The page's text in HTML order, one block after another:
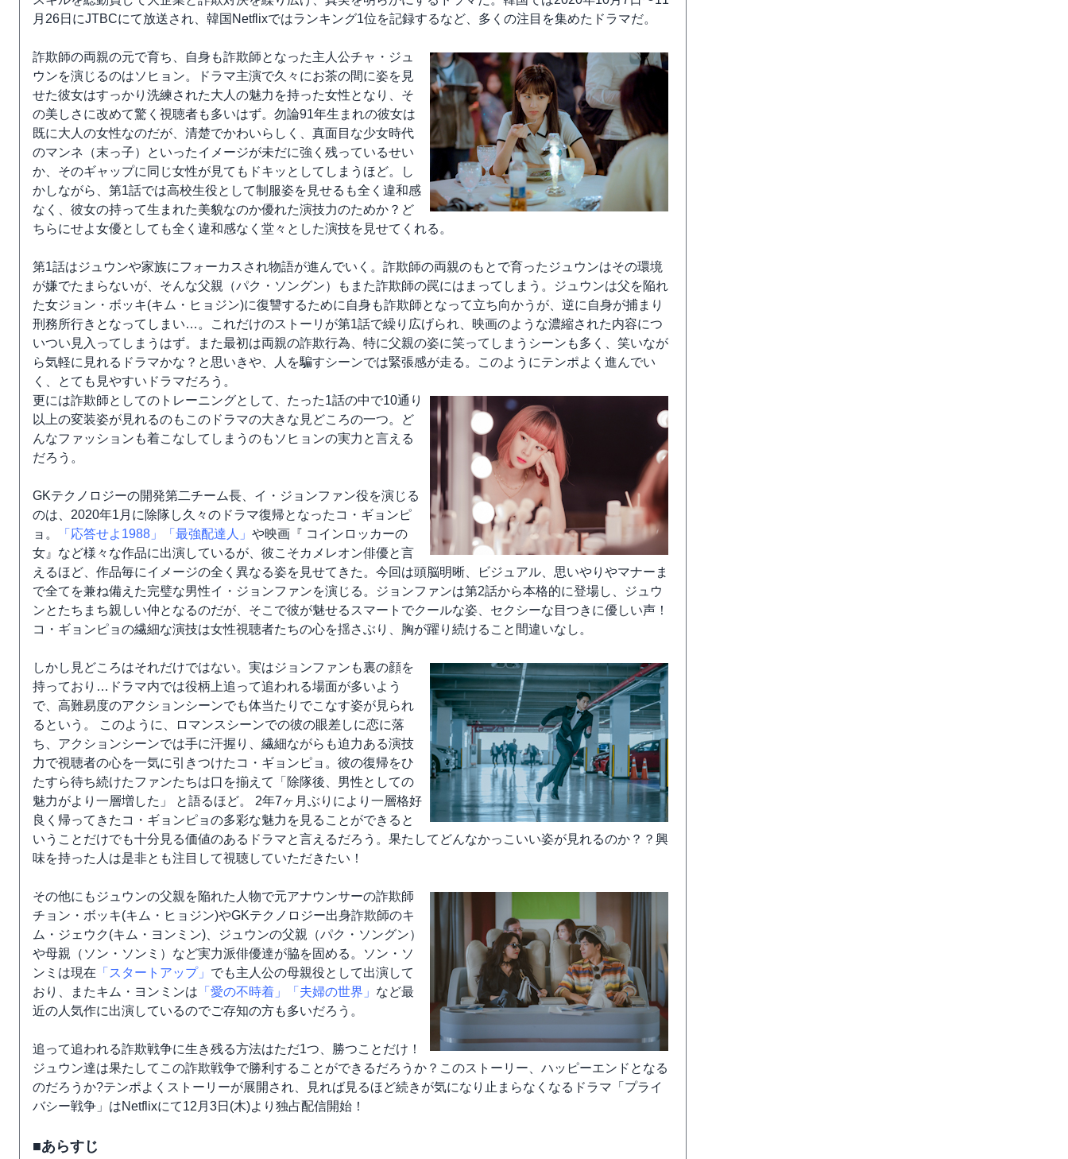
月26日にJTBCにて放送され、韓国Netflixではランキング1位を記録するなど、多くの注目を集めたドラマだ。
詐欺師の両親の元で育ち、自身も詐欺師となった主人公チャ・ジュ
ウンを演じるのはソヒョン。ドラマ主演で久々にお茶の間に姿を見
せた彼女はすっかり洗練された大人の魅力を持った女性となり、そ
の美しさに改めて驚く視聴者も多いはず。勿論91年生まれの彼女は
既に大人の女性なのだが、清楚でかわいらしく、真面目な少女時代
のマンネ（末っ子）といったイメージが未だに強く残っているせい
か、そのギャップに同じ女性が見てもドキッとしてしまうほど。し
かしながら、第1話では高校生役として制服姿を見せるも全く違和感
なく、彼女の持って生まれた美貌なのか優れた演技力のためか？ど
ちらにせよ女優としても全く違和感なく堂々とした演技を見せてくれる。
第1話はジュウンや家族にフォーカスされ物語が進んでいく。詐欺師の両親のもとで育ったジュウンはその環境
が嫌でたまらないが、そんな父親（パク・ソングン）もまた詐欺師の罠にはまってしまう。ジュウンは父を陥れ
た女ジョン・ボッキ(キム・ヒョジン)に復讐するために自身も詐欺師となって立ち向かうが、逆に自身が捕まり
刑務所行きとなってしまい…。これだけのストーリが第1話で繰り広げられ、映画のような濃縮された内容につ
いつい見入ってしまうはず。また最初は両親の詐欺行為、特に父親の姿に笑ってしまうシーンも多く、笑いなが
ら気軽に見れるドラマかな？と思いきや、人を騙すシーンでは緊張感が走る。このようにテンポよく進んでい
く、とても見やすいドラマだろう。
更には詐欺師としてのトレーニングとして、たった1話の中で10通り
以上の変装姿が見れるのもこのドラマの大きな見どころの一つ。ど
んなファッションも着こなしてしまうのもソヒョンの実力と言える
だろう。
GKテクノロジーの開発第二チーム長、イ・ジョンファン役を演じる
のは、2020年1月に除隊し久々のドラマ復帰となったコ・ギョンピ
ョ。
「応答せよ1988」 「最強配達人」 や映画『 コインロッカーの
女』など様々な作品に出演しているが、彼こそカメレオン俳優と言
えるほど、作品毎にイメージの全く異なる姿を見せてきた。今回は頭脳明晰、ビジュアル、思いやりやマナーま
で全てを兼ね備えた完璧な男性イ・ジョンファンを演じる。ジョンファンは第2話から本格的に登場し、ジュウ
ンとたちまち親しい仲となるのだが、そこで彼が魅せるスマートでクールな姿、セクシーな目つきに優しい声！
コ・ギョンピョの繊細な演技は女性視聴者たちの心を揺さぶり、胸が躍り続けること間違いなし。
しかし見どころはそれだけではない。実はジョンファンも裏の顔を
持っており…ドラマ内では役柄上追って追われる場面が多いよう
で、高難易度のアクションシーンでも体当たりでこなす姿が見られ
るという。 このように、ロマンスシーンでの彼の眼差しに恋に落
ち、アクションシーンでは手に汗握り、繊細ながらも迫力ある演技
力で視聴者の心を一気に引きつけたコ・ギョンピョ。彼の復帰をひ
たすら待ち続けたファンたちは口を揃えて「除隊後、男性としての
魅力がより一層増した」 と語るほど。 2年7ヶ月ぶりにより一層格好
良く帰ってきたコ・ギョンピョの多彩な魅力を見ることができると
いうことだけでも十分見る価値のあるドラマと言えるだろう。果たしてどんなかっこいい姿が見れるのか？？興
味を持った人は是非とも注目して視聴していただきたい！
その他にもジュウンの父親を陥れた人物で元アナウンサーの詐欺師
チョン・ボッキ(キム・ヒョジン)やGKテクノロジー出身詐欺師のキ
ム・ジェウク(キム・ヨンミン)、ジュウンの父親（パク・ソングン）
や母親（ソン・ソンミ）など実力派俳優達が脇を固める。ソン・ソ
ンミは現在 「スタートアップ」 でも主人公の母親役として出演して
おり、またキム・ヨンミンは 「愛の不時着」 「夫婦の世界」 など最
近の人気作に出演しているのでご存知の方も多いだろう。
追って追われる詐欺戦争に生き残る方法はただ1つ、勝つことだけ！
ジュウン達は果たしてこの詐欺戦争で勝利することができるだろうか？このストーリー、ハッピーエンドとなる
のだろうか?テンポよくストーリーが展開され、見れば見るほど続きが気になり止まらなくなるドラマ「プライ
バシー戦争」はNetflixにて12月3日(木)より独占配信開始！
■あらすじ